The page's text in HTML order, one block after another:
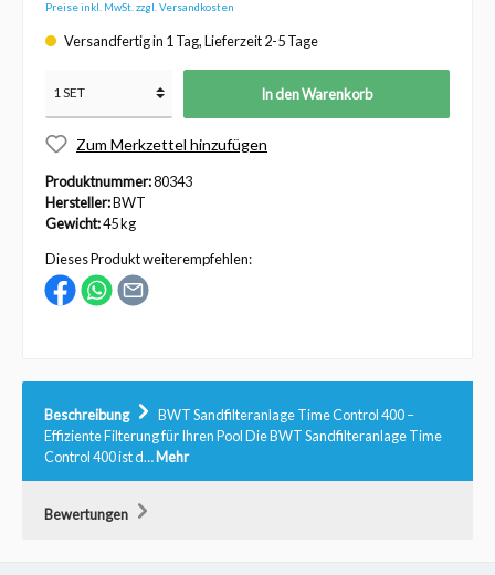
Preise inkl. MwSt. zzgl. Versandkosten
Versandfertig in 1 Tag, Lieferzeit 2-5 Tage
In den Warenkorb
Zum Merkzettel hinzufügen
Produktnummer:80343
Hersteller:BWT
Gewicht:45 kg
Dieses Produkt weiterempfehlen:
Beschreibung
BWT Sandfilteranlage Time Control 400 –
Effiziente Filterung für Ihren Pool Die BWT Sandfilteranlage Time
Control 400 ist d…Mehr
Bewertungen